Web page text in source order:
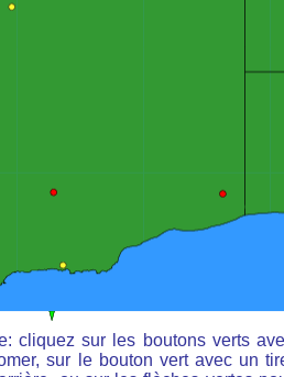
cliquez sur les boutons verts
sur le bouton vert avec un